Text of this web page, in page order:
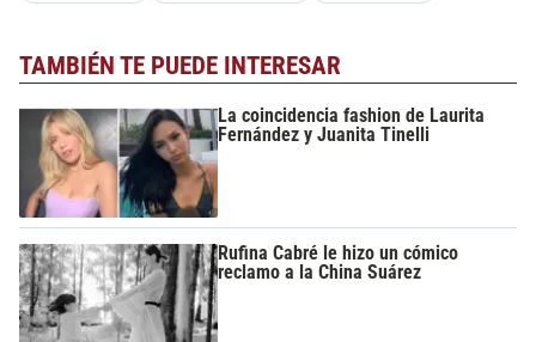
TAMBIÉN TE PUEDE INTERESAR
La coincidencia fashion de Laurita
Fernández y Juanita Tinelli
Rufina Cabré le hizo un cómico
reclamo a la China Suárez